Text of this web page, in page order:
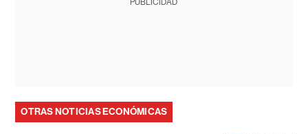
PUBLICIDAD
OTRAS NOTICIAS ECONÓMICAS